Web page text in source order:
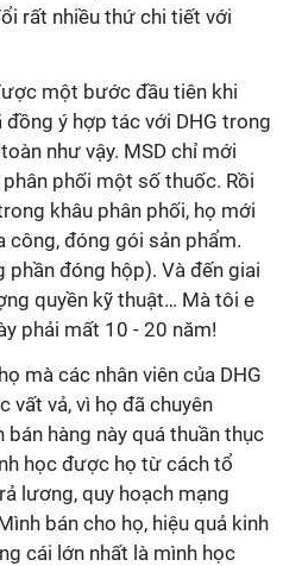
rất nhiều thứ chi tiết với
một bước đầu tiên khi
ý hợp tác với DHG trong
như vậy. MSD chỉ mới
phối một số thuốc. Rồi
khâu phân phối, họ mới
công, đóng gói sản phẩm.
phần đóng hộp). Và đến giai
quyền kỹ thuật… Mà tôi e
phải mất 10 - 20 năm!
mà các nhân viên của DHG
vất vả, vì họ đã chuyên
bán hàng này quá thuần thục
học được họ từ cách tổ
lương, quy hoạch mạng
bán cho họ, hiệu quả kinh
cái lớn nhất là mình học